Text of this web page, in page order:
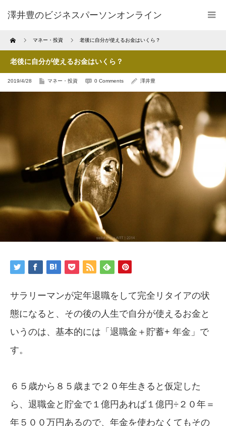
澤井豊のビジネスパーソンオンライン
Home マネー・投資 老後に自分が使えるお金はいくら？
老後に自分が使えるお金はいくら？
2019/4/28 マネー・投資 0 Comments 澤井豊
サラリーマンが定年退職をして完全リタイアの状
態になると、その後の人生で自分が使えるお金と
いうのは、基本的には「退職金＋貯蓄+ 年金」で
す。
６５歳から８５歳まで２０年生きると仮定した
ら、退職金と貯金で１億円あれば１億円÷２０年＝
年５００万円あるので、年金を使わなくてもその